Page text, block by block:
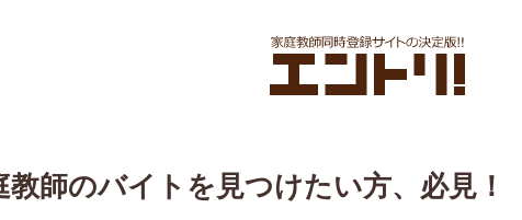
師のバイトを見つけたい方、必見！